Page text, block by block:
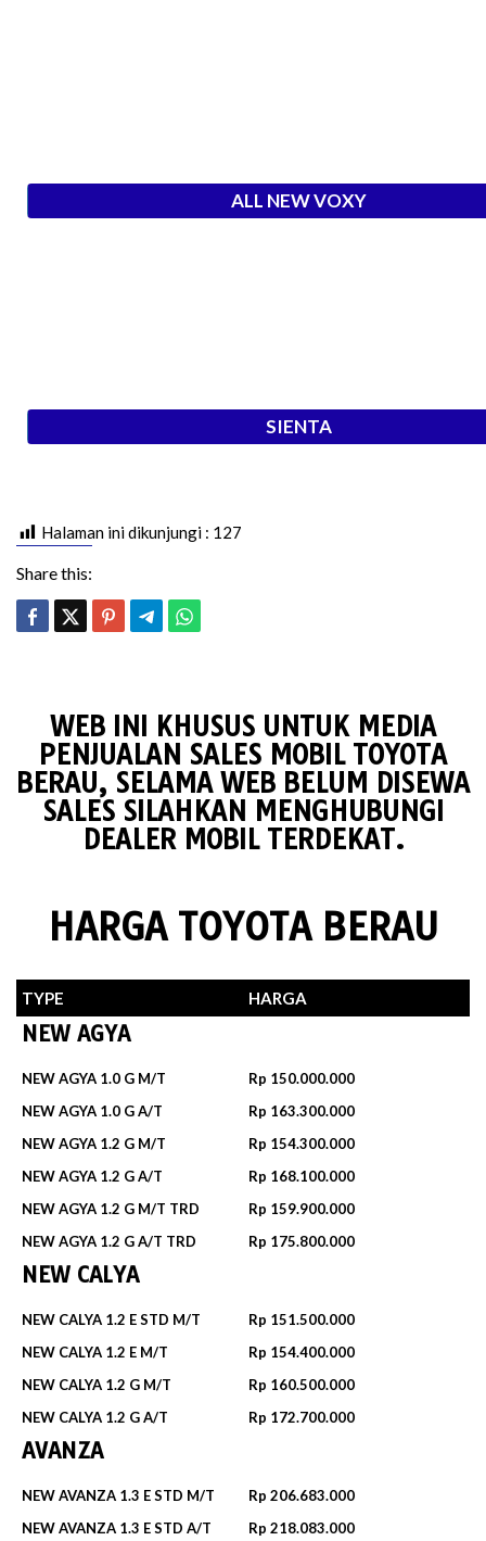
ALL NEW VOXY
SIENTA
Halaman ini dikunjungi : 127
Share this:
WEB INI KHUSUS UNTUK MEDIA
PENJUALAN SALES MOBIL TOYOTA
BERAU, SELAMA WEB BELUM DISEWA
SALES SILAHKAN MENGHUBUNGI
DEALER MOBIL TERDEKAT.
HARGA TOYOTA BERAU
TYPE HARGA
NEW AGYA
NEW AGYA 1.0 G M/T
Rp 150.000.000
NEW AGYA 1.0 G A/T
Rp 163.300.000
NEW AGYA 1.2 G M/T
Rp 154.300.000
NEW AGYA 1.2 G A/T
Rp 168.100.000
NEW AGYA 1.2 G M/T TRD
Rp 159.900.000
NEW AGYA 1.2 G A/T TRD
Rp 175.800.000
NEW CALYA
NEW CALYA 1.2 E STD M/T
Rp 151.500.000
NEW CALYA 1.2 E M/T
Rp 154.400.000
NEW CALYA 1.2 G M/T
Rp 160.500.000
NEW CALYA 1.2 G A/T
Rp 172.700.000
AVANZA
NEW AVANZA 1.3 E STD M/T
Rp 206.683.000
NEW AVANZA 1.3 E STD A/T
Rp 218.083.000